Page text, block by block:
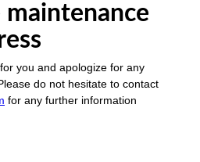
maintenance
you and apologize for any
do not hesitate to contact
for any further information